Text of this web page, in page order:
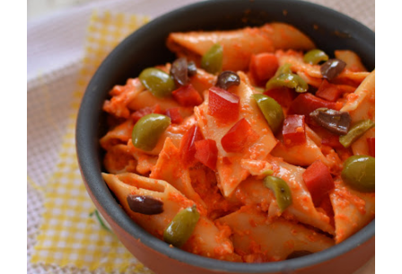
dare minor cottura a quelle verdi, scolare per bene,
Spadellare per bene il tutto, e servire con una bella
grattugiata o meglio ancora con alcune scagliette di
Gran Mugello Ubaldino.